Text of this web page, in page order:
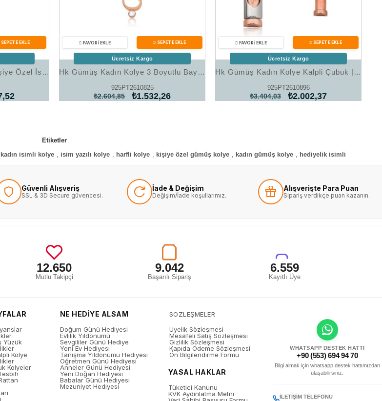
Hk Gümüş Kadın Kolye Kişiye Özel İsimli Kanatlı Kalp |Gümüş Takı Hediyelik Ürünler Hk Gümüş Kadın Kolye 3 Boyutlu Bayan Harf |Gümüş Takı Hediyelik Ürünler
925PT2610825
₺1.532,26
₺2.604,85
Ücretsiz Kargo
Hk Gümüş Kadın Kolye Kalpli Çubuk |Gümüş Takı Hediyelik Ürünler
925PT2610896
₺2.002,37
₺3.404,03
Ücretsiz Kargo
Etiketler
kadın isimli kolye , isim yazılı kolye , harfli kolye , kişiye özel gümüş kolye , kadın gümüş kolye , hediyelik isimli
Güvenli Alışveriş
SSL & 3D Secure güvencesi.
İade & Değişim
Değişim/İade koşullarımız.
Alışverişte Para Puan
Sipariş verdikçe puan kazanın.
12.650
Mutlu Takipçi
9.042
Başarılı Sipariş
6.559
Kayıtlı Üye
Yüzük
Kolye
Kolyeler
NE HEDİYE ALSAM
Doğum Günü Hediyesi
Evlilik Yıldönümü
Sevgililer Günü Hediye
Yeni Ev Hediyesi
Tanışma Yıldönümü Hediyesi
Öğretmen Günü Hediyesi
Anneler Günü Hediyesi
Yeni Doğan Hediyesi
Babalar Günü Hediyesi
Mezuniyet Hediyesi
SÖZLEŞMELER
Üyelik Sözleşmesi
Mesafeli Satış Sözleşmesi
Gizlilik Sözleşmesi
Kapıda Ödeme Sözleşmesi
Ön Bilgilendirme Formu
YASAL HAKLAR
Tüketici Kanunu
KVK Aydınlatma Metni
WHATSAPP DESTEK HATTI
+90 (553) 694 94 70
Bilgi almak için whatsapp destek hattımızdan
ulaşabilirsiniz.
İLETIŞIM TELEFONU